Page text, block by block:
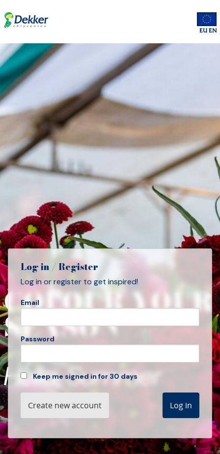
EU EN
COLOUR YOUR
SEASON
Hello, Summer
Log in / Register
Log in or register to get inspired!
Email
Password
Keep me signed in for 30 days
Log in
Create new account